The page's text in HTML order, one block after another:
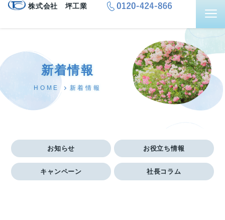
株式会社 坪工業
新着情報
HOME 新着情報
お知らせ お役立ち情報
キャンペーン 社長コラム